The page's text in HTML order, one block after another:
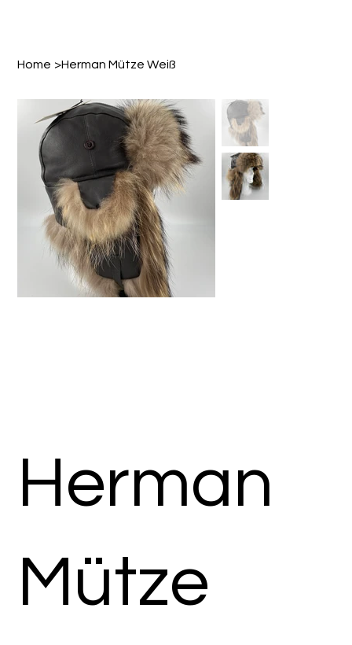
Home >Herman Mütze Weiß
Herman
Mütze